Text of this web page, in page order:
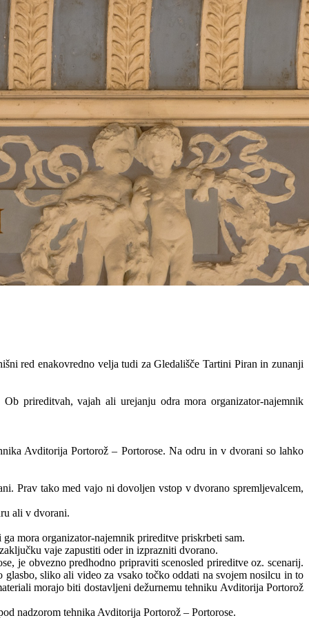
red enakovredno velja tudi za Gledališče Tartini Piran in zunanji
prireditvah, vajah ali urejanju odra mora organizator-najemnik
Avditorija Portorož – Portorose. Na odru in v dvorani so lahko
Prav tako med vajo ni dovoljen vstop v dvorano spremljevalcem,
ali v dvorani.
mora organizator-najemnik prireditve priskrbeti sam.
vaje zapustiti oder in izprazniti dvorano.
je obvezno predhodno pripraviti scenosled prireditve oz. scenarij.
sliko ali video za vsako točko oddati na svojem nosilcu in to
morajo biti dostavljeni dežurnemu tehniku Avditorija Portorož
nadzorom tehnika Avditorija Portorož – Portorose.